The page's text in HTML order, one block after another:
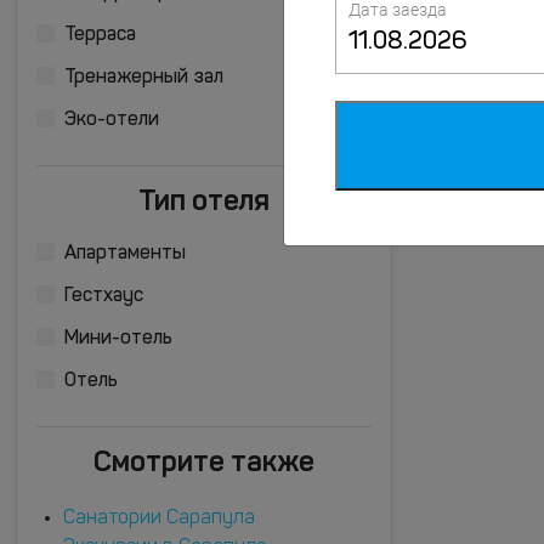
Терраса
Тренажерный зал
Эко-отели
Тип отеля
Апартаменты
Гестхаус
Мини-отель
Отель
Смотрите также
Санатории Сарапула
Дата заезда